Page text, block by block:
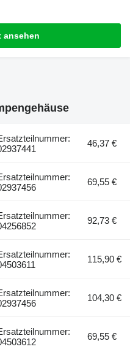
ansehen
46,37 €
69,55 €
92,73 €
115,90 €
104,30 €
69,55 €